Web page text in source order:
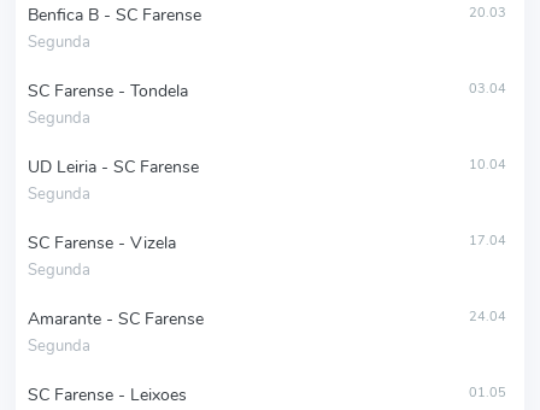
Benfica B - SC Farense
Segunda
20.03
SC Farense - Tondela
Segunda
03.04
UD Leiria - SC Farense
Segunda
10.04
SC Farense - Vizela
Segunda
17.04
Amarante - SC Farense
Segunda
24.04
SC Farense - Leixoes 01.05